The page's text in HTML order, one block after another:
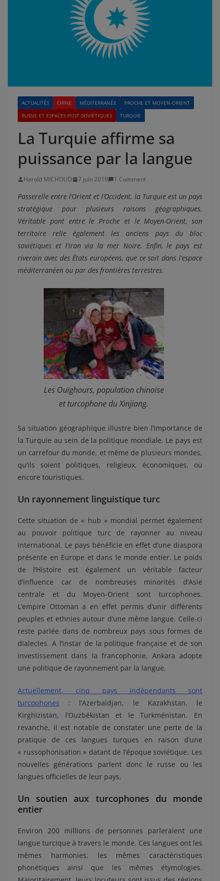
ACTUALITÉS CHINE MÉDITERRANÉE
PROCHE ET MOYEN-ORIENT
RUSSIE ET ESPACES POST-SOVIÉTIQUES
TURQUIE
La Turquie affirme sa
puissance par la langue
Harold MICHOUD 7 juin 2019 1 Comment
Passerelle entre l’Orient et l’Occident, la Turquie est un pays
stratégique pour plusieurs raisons géographiques.
Véritable pont entre le Proche et le Moyen-Orient, son
territoire relie également les anciens pays du bloc
soviétiques et l’Iran via la mer Noire. Enfin, le pays est
riverain avec des États européens, que ce soit dans l’espace
méditerranéen ou par des frontières terrestres.
Les Ouïghours, population chinoise
et turcophone du Xinjiang.
Sa situation géographique illustre bien l’importance de
la Turquie au sein de la politique mondiale. Le pays est
un carrefour du monde, et même de plusieurs mondes,
qu’ils soient politiques, religieux, économiques, ou
encore touristiques.
Un rayonnement linguistique turc
Cette situation de « hub » mondial permet également
au pouvoir politique turc de rayonner au niveau
international. Le pays bénéficie en effet d’une diaspora
présente en Europe et dans le monde entier. Le poids
de l’Histoire est également un véritable facteur
d’influence car de nombreuses minorités d’Asie
centrale et du Moyen-Orient sont turcophones.
L’empire Ottoman a en effet permis d’unir différents
peuples et ethnies autour d’une même langue. Celle-ci
reste parlée dans de nombreux pays sous formes de
dialectes. A l’instar de la politique française et de son
investissement dans la francophonie, Ankara adopte
une politique de rayonnement par la langue.
Actuellement, cinq pays indépendants sont
turcophones : l’Azerbaïdjan, le Kazakhstan, le
Kirghizistan, l’Ouzbékistan et le Turkménistan. En
revanche, il est notable de constater une perte de la
pratique de ces langues turques en raison d’une
« russophonisation » datant de l’époque soviétique. Les
nouvelles générations parlent donc le russe ou les
langues officielles de leur pays.
Un soutien aux turcophones du monde
entier
Environ 200 millions de personnes parleraient une
langue turcique à travers le monde. Ces langues ont les
mêmes harmonies, les mêmes caractéristiques
phonétiques ainsi que les mêmes étymologies.